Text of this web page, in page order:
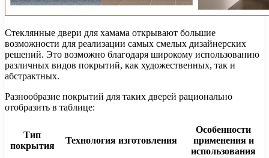
Стеклянные двери для хамама открывают большие
возможности для реализации самых смелых дизайнерских
решений. Это возможно благодаря широкому использованию
различных видов покрытий, как художественных, так и
абстрактных.
Разнообразие покрытий для таких дверей рационально
отобразить в таблице:
Тип
покрытия
Технология изготовления
Особенности
применения и
использования